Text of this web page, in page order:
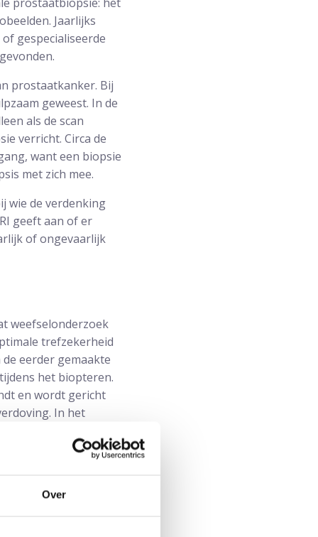
Over
Jaarlijks
gespecialiseerde
prostaatkanker. Bij
geweest. In de
als de scan
verricht. Circa de
want een biopsie
met zich mee.
wie de verdenking
geeft aan of er
of ongevaarlijk
weefselonderzoek
trefzekerheid
eerder gemaakte
het biopteren.
en wordt gericht
In het
de tumor zijn